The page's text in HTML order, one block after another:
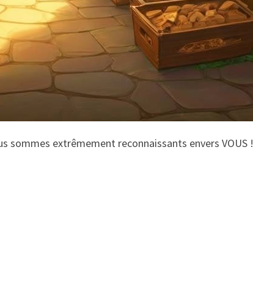
extrêmement reconnaissants envers VOUS !